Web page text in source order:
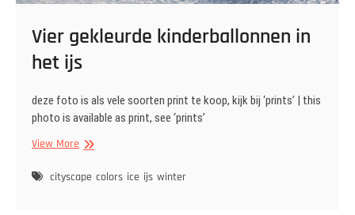
Vier gekleurde kinderballonnen in
het ijs
deze foto is als vele soorten print te koop, kijk bij ‘prints’ | this
photo is available as print, see ‘prints’
View MoreVier
kinderballonnen
cityscape colors ice ijs winter